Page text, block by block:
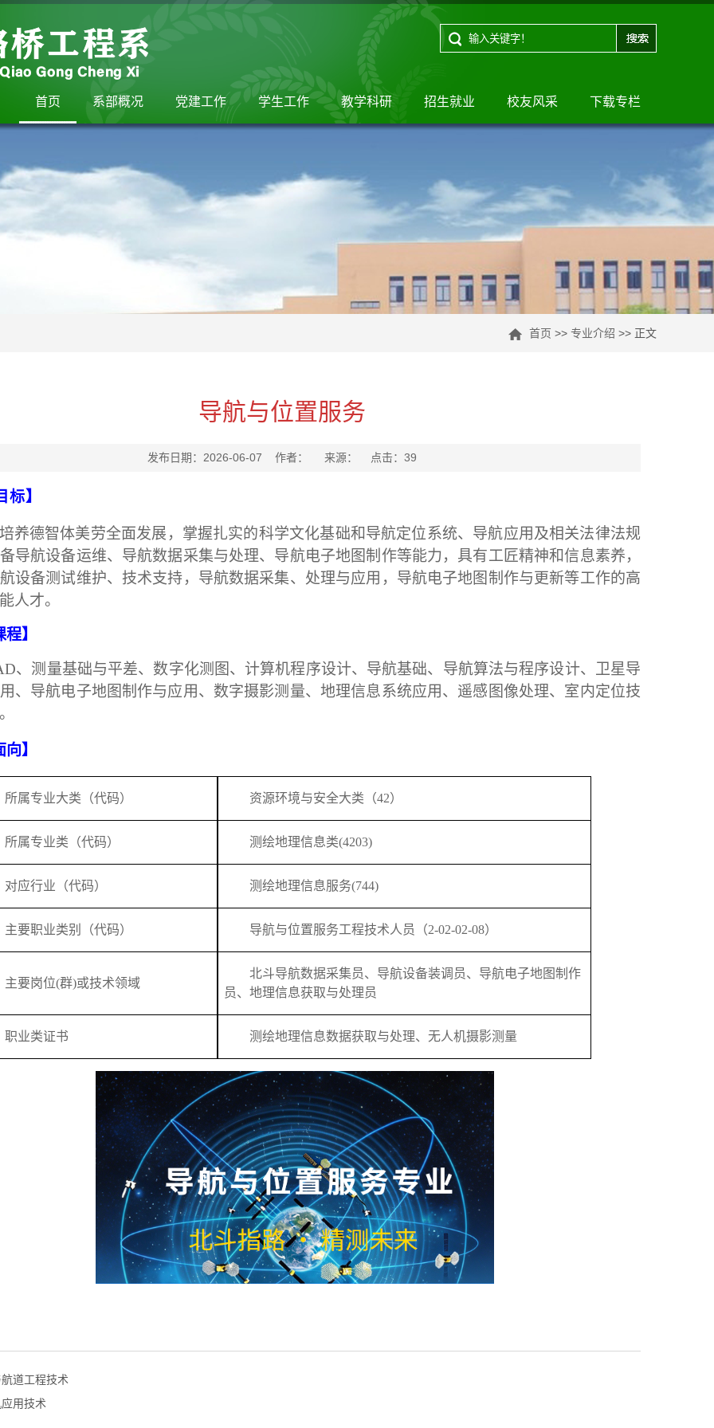
首页 系部概况 党建工作 学生工作 教学科研 招生就业 校友风采 下载专栏
首页 >> 专业介绍 >> 正文
导航与位置服务
发布日期：2026-06-07 作者： 来源： 点击： 39
标】
养德智体美劳全面发展，掌握扎实的科学文化基础和导航定位系统、导航应用及相关法律法规
导航设备运维、导航数据采集与处理、导航电子地图制作等能力，具有工匠精神和信息素养，
设备测试维护、技术支持，导航数据采集、处理与应用，导航电子地图制作与更新等工作的高
人才。
】
、测量基础与平差、数字化测图、计算机程序设计、导航基础、导航算法与程序设计、卫星导
、导航电子地图制作与应用、数字摄影测量、地理信息系统应用、遥感图像处理、室内定位技
】
所属专业大类（代码） 资源环境与安全大类（42）
所属专业类 （代码） 测绘地理信息类(4203)
对应行业 （代码） 测绘地理信息服务(744)
主要职业类别（代码） 导航与位置服务工程技术人员（2-02-02-08）
主要岗位(群)或技术领域
北斗导航数据采集员、导航设备装调员、导航电子地图制作
员、地理信息获取与处理员
职业类证书 测绘地理信息数据获取与处理、无人机摄影测量
道工程技术
用技术